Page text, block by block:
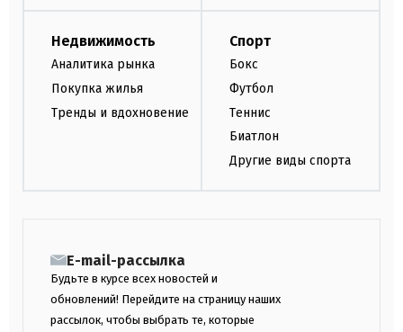
Недвижимость
Аналитика рынка
Покупка жилья
Тренды и вдохновение
Спорт
Бокс
Футбол
Теннис
Биатлон
Другие виды спорта
E-mail-рассылка
Будьте в курсе всех новостей и
обновлений! Перейдите на страницу наших
рассылок, чтобы выбрать те, которые